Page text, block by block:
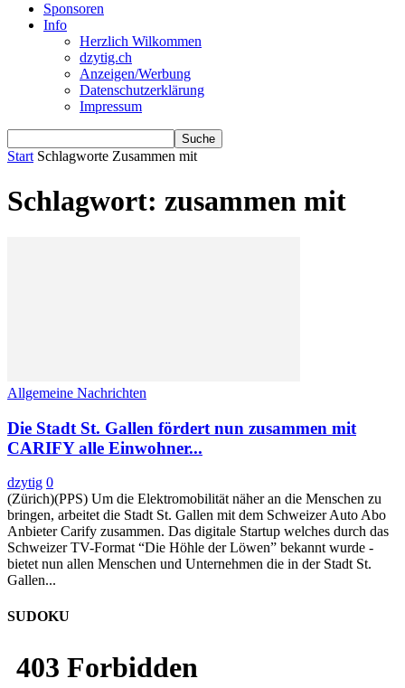
Sponsoren
Info
Herzlich Wilkommen
dzytig.ch
Anzeigen/Werbung
Datenschutzerklärung
Impressum
Start Schlagworte Zusammen mit
Schlagwort: zusammen mit
Allgemeine Nachrichten
Die Stadt St. Gallen fördert nun zusammen mit
CARIFY alle Einwohner...
dzytig 0
(Zürich)(PPS) Um die Elektromobilität näher an die Menschen zu
bringen, arbeitet die Stadt St. Gallen mit dem Schweizer Auto Abo
Anbieter Carify zusammen. Das digitale Startup welches durch das
Schweizer TV-Format “Die Höhle der Löwen” bekannt wurde -
bietet nun allen Menschen und Unternehmen die in der Stadt St.
Gallen...
SUDOKU